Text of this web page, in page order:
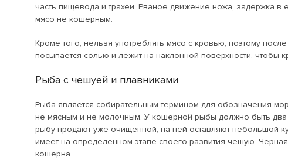
часть пищевода и трахеи. Рваное движение ножа, задержка
мясо не кошерным.
Кроме того, нельзя употреблять мясо с кровью, поэтому
посыпается солью и лежит на наклонной поверхности, чтобы
Рыба с чешуей и плавниками
Рыба является собирательным термином для обозначения
не мясным и не молочным. У кошерной рыбы должно быть два
рыбу продают уже очищенной, на ней оставляют небольшой
имеет на определенном этапе своего развития чешую.
кошерна.